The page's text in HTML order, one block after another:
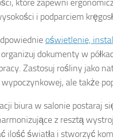
które zapewni
i podparciem
oświetlenie,
dokumenty w
Zastosuj rośliny jako
wypoczynkowej, ale także
biura w salonie postaraj
z resztą
ilość światła i stworzyć